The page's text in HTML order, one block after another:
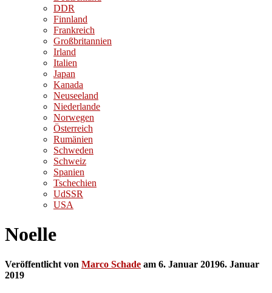
DDR
Finnland
Frankreich
Großbritannien
Irland
Italien
Japan
Kanada
Neuseeland
Niederlande
Norwegen
Österreich
Rumänien
Schweden
Schweiz
Spanien
Tschechien
UdSSR
USA
Noelle
Veröffentlicht von Marco Schade am 6. Januar 20196. Januar
2019